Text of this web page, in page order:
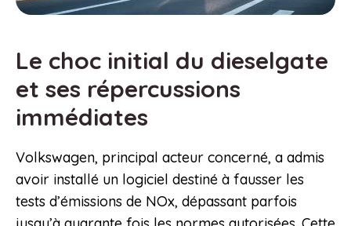
Le choc initial du dieselgate
et ses répercussions
immédiates
Volkswagen, principal acteur concerné, a admis
avoir installé un logiciel destiné à fausser les
tests d’émissions de NOx, dépassant parfois